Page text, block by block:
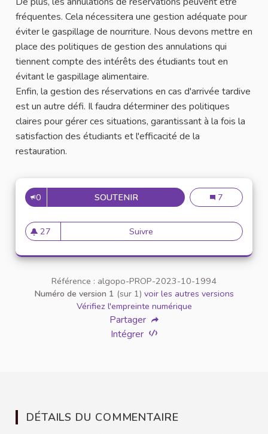
fréquentes. Cela nécessitera une gestion adéquate pour
éviter le gaspillage de nourriture. Nous devons mettre en
place des politiques de gestion des annulations qui
tiennent compte des intérêts des étudiants tout en
évitant le gaspillage alimentaire.
Enfin, la gestion des réservations en cas d'arrivée tardive
est un autre défi. Il faudra déterminer des politiques
claires pour gérer ces situations, garantissant à la fois la
satisfaction des étudiants et l'efficacité de la
restauration.
0 SOUTENIRAJOUTER UNE NOUVELLE
Ajouter une
7
27
27 abonnés
Suivre Ajouter une Nouvelle
Référence : algopo-PROP-2023-10-1994
Numéro de version 1 (sur 1) voir les autres versions
Vérifiez l'empreinte numérique
Partager
Intégrer
DÉTAILS DU COMMENTAIRE